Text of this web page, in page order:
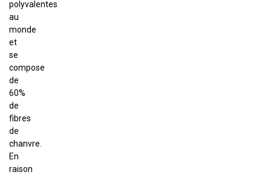
polyvalentes
au
monde
et
se
compose
de
60%
de
fibres
de
chanvre.
En
raison